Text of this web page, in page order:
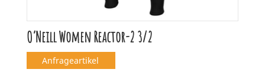
O’Neill Women Reactor-2 3/2
Anfrageartikel